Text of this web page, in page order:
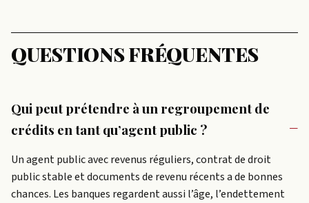
QUESTIONS FRÉQUENTES
Qui peut prétendre à un regroupement de
crédits en tant qu’agent public ?
Un agent public avec revenus réguliers, contrat de droit
public stable et documents de revenu récents a de bonnes
chances. Les banques regardent aussi l’âge, l’endettement